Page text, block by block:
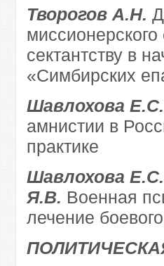
Творогов А.Н.
сектантству в
«Симбирских
Шавлохова
амнистии в
практике
Шавлохова
Я.В. Военная
лечение